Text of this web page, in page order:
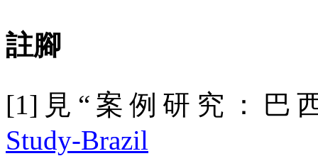
註腳
[1] 見 “ 案例研究：巴
Study-Brazil